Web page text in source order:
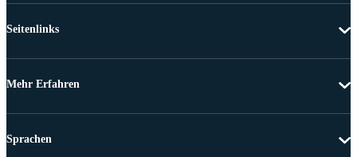
Seitenlinks
Mehr Erfahren
Sprachen